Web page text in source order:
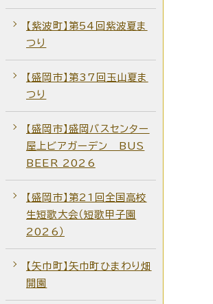
【紫波町】第54回紫波夏ま
つり
【盛岡市】第37回玉山夏ま
つり
【盛岡市】盛岡バスセンター
屋上ビアガーデン BUS
BEER 2026
【盛岡市】第21回全国高校
生短歌大会（短歌甲子園
2026）
【矢巾町】矢巾町ひまわり畑
開園